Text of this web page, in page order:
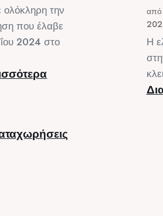
την
που έλαβε
2024 στο
από
Η